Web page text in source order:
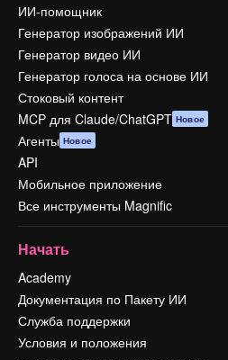
ИИ-помощник
Генератор изображений ИИ
Генератор видео ИИ
Генератор голоса на основе ИИ
Стоковый контент
MCP для Claude/ChatGPT Новое
Агенты Новое
API
Мобильное приложение
Все инструменты Magnific
Начать
Academy
Документация по Пакету ИИ
Служба поддержки
Условия и положения